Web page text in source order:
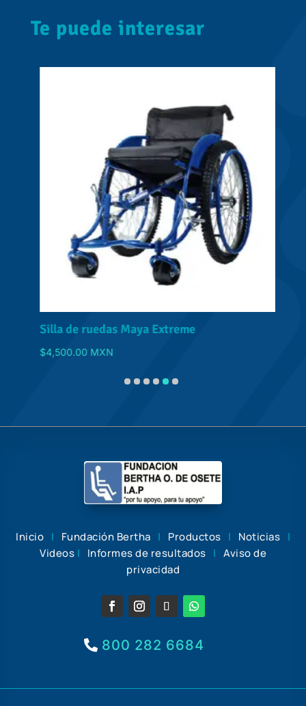
Te puede interesar
Silla de ruedas Maya Extreme
4,500.00MXN
Inicio | Fundación Bertha | Productos | Noticias |
Videos | Informes de resultados | Aviso de
privacidad
800 282 6684